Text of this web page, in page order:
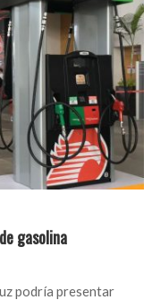
gasolina
podría presentar